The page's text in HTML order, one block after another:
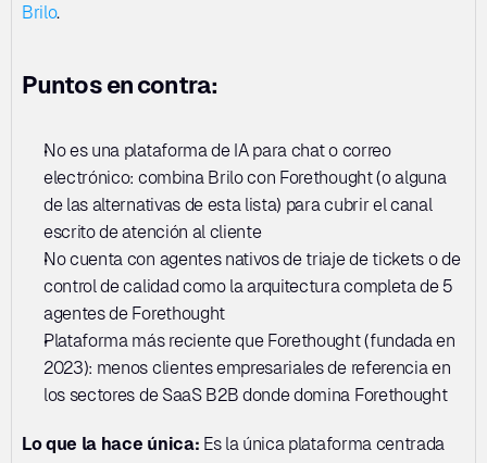
Brilo.
Puntos en contra:
No es una plataforma de IA para chat o correo
electrónico: combina Brilo con Forethought (o alguna
de las alternativas de esta lista) para cubrir el canal
escrito de atención al cliente
No cuenta con agentes nativos de triaje de tickets o de
control de calidad como la arquitectura completa de 5
agentes de Forethought
Plataforma más reciente que Forethought (fundada en
2023): menos clientes empresariales de referencia en
los sectores de SaaS B2B donde domina Forethought
Lo que la hace única: Es la única plataforma centrada